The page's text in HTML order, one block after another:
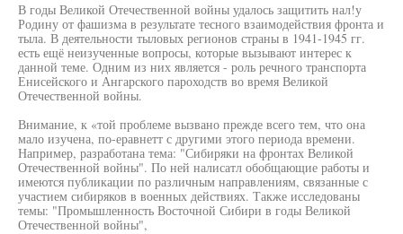
В годы Великой Отечественной войны удалось защитить нал!у
Родину от фашизма в результате тесного взаимодействия фронта и
тыла. В деятельности тыловых регионов страны в 1941-1945 гг.
есть ещё неизученные вопросы, которые вызывают интерес к
данной теме. Одним из них является - роль речного транспорта
Енисейского и Ангарского пароходств во время Великой
Отечественной войны.
Внимание, к «той проблеме вызвано прежде всего тем, что она
мало изучена, по-еравнетт с другими этого периода времени.
Например, разработана тема: "Сибиряки на фронтах Великой
Отечественной войны". По ней налисатл обобщающие работы и
имеются публикации по различным направлениям, связанные с
участием сибиряков в военных действиях. Также исследованы
темы: "Промышленность Восточной Сибири в годы Великой
Отечественной войны",